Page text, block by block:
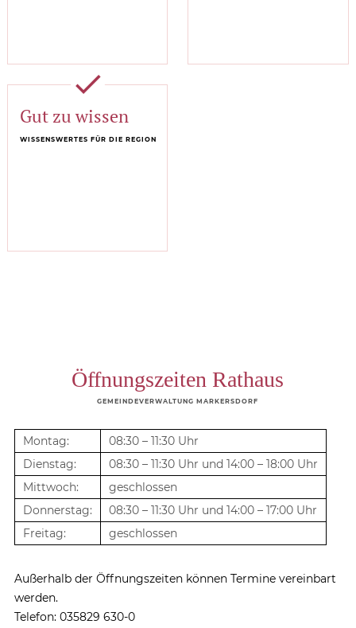
done
Gut zu wissen
WISSENSWERTES FÜR DIE REGION
Öffnungszeiten Rathaus
GEMEINDEVERWALTUNG MARKERSDORF
Montag:
08:30 – 11:30 Uhr
Dienstag:
08:30 – 11:30 Uhr und 14:00 – 18:00 Uhr
Mittwoch:
geschlossen
Donnerstag:
08:30 – 11:30 Uhr und 14:00 – 17:00 Uhr
Freitag:
geschlossen
Außerhalb der Öffnungszeiten können Termine vereinbart
werden.
Telefon: 035829 630-0